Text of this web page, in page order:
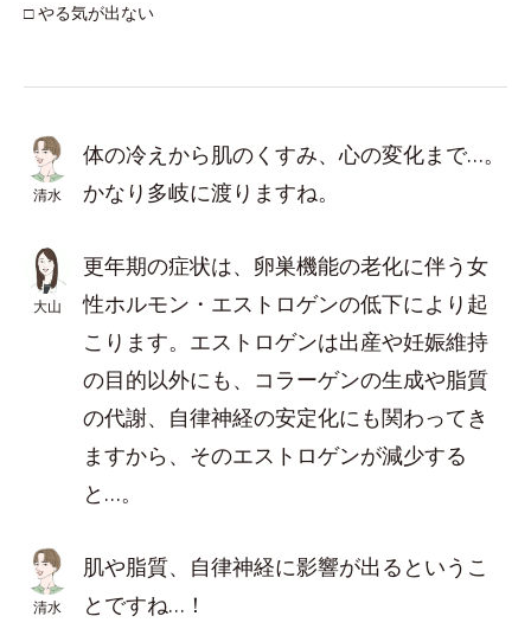
□ やる気が出ない
清水
体の冷えから肌のくすみ、心の変化まで…。
かなり多岐に渡りますね。
大山
更年期の症状は、卵巣機能の老化に伴う女
性ホルモン・エストロゲンの低下により起
こります。エストロゲンは出産や妊娠維持
の目的以外にも、コラーゲンの生成や脂質
の代謝、自律神経の安定化にも関わってき
ますから、そのエストロゲンが減少する
と…。
清水
肌や脂質、自律神経に影響が出るというこ
とですね…！